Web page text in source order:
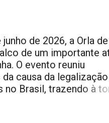
de 2026, a Orla de
de um importante
O evento reuniu
causa da
Brasil, trazendo à